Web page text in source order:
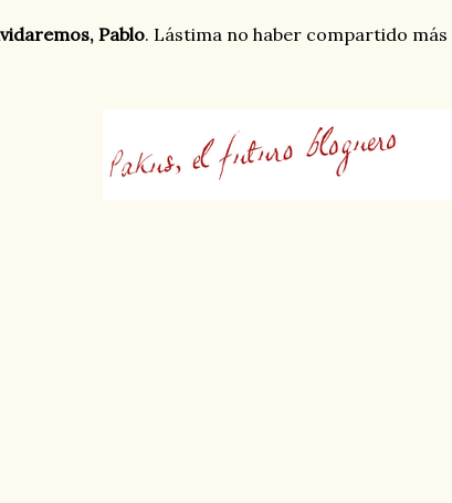
Pablo. Lástima no haber compartido